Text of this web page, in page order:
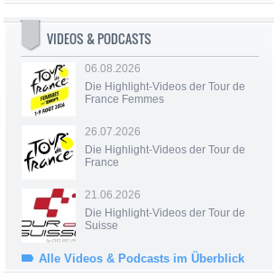
VIDEOS & PODCASTS
06.08.2026
Die Highlight-Videos der Tour de
France Femmes
26.07.2026
Die Highlight-Videos der Tour de
France
21.06.2026
Die Highlight-Videos der Tour de
Suisse
Alle Videos & Podcasts im Überblick